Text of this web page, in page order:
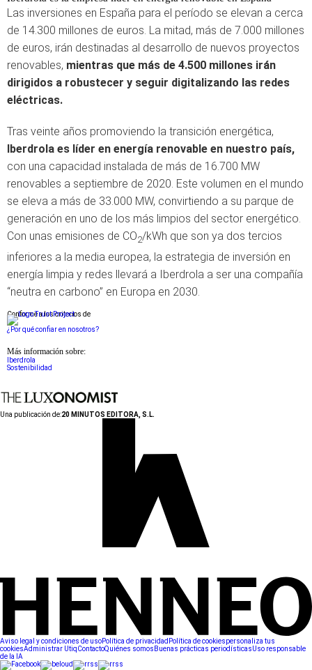
Las inversiones en España para el período se elevan a cerca
de 14.300 millones de euros. La mitad, más de 7.000 millones
de euros, irán destinadas al desarrollo de nuevos proyectos
renovables, mientras que más de 4.500 millones irán
dirigidos a robustecer y seguir digitalizando las redes
eléctricas.
Tras veinte años promoviendo la transición energética,
Iberdrola es líder en energía renovable en nuestro país,
con una capacidad instalada de más de 16.700 MW
renovables a septiembre de 2020. Este volumen en el mundo
se eleva a más de 33.000 MW, convirtiendo a su parque de
generación en uno de los más limpios del sector energético.
Con unas emisiones de CO2/kWh que son ya dos tercios
inferiores a la media europea, la estrategia de inversión en
energía limpia y redes llevará a Iberdrola a ser una compañía
“neutra en carbono” en Europa en 2030.
Conforme a los criterios de
¿Por qué confiar en nosotros?
Más información sobre:
Iberdrola
Sostenibilidad
Una publicación de:20 MINUTOS EDITORA, S.L.
Aviso legal y condiciones de usoPolítica de privacidad Política de cookiespersonaliza tus
cookiesAdministrar UtiqContactoQuiénes somos Buenas prácticas periodísticasUso responsable
de la IA